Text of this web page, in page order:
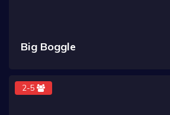
Big Boggle
2-5